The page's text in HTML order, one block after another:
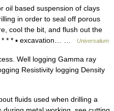
oil based suspension of clays
in order to seal off porous
cool the bit, and flush out the
* * * ▪ excavation… …
Universalium
Well logging Gamma ray
Resistivity logging Density
fluids used when drilling a